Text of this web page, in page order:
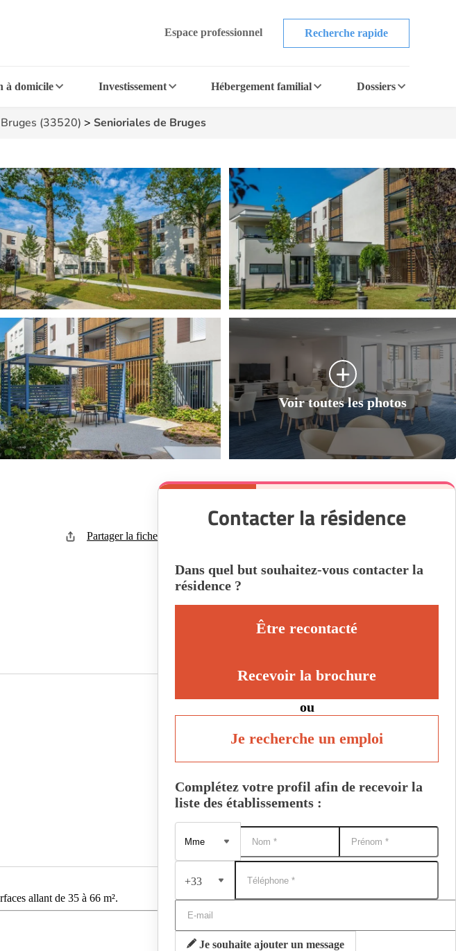
Espace professionnel Recherche rapide
à domicile Investissement Hébergement familial Dossiers
Bruges (33520) > Senioriales de Bruges
Partager la fiche
allant de 35 à 66 m².
Contacter la résidence
Dans quel but souhaitez-vous contacter la
résidence ?
Être recontacté
Recevoir la brochure
ou
Je recherche un emploi
Complétez votre profil afin de recevoir la
liste des établissements :
+33
Je souhaite ajouter un message